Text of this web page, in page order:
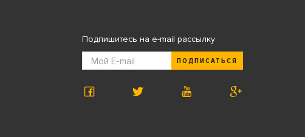
Подпишитесь на e-mail рассылку
ПОДПИСАТЬСЯ